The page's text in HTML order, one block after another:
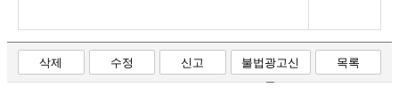
삭제 수정 신고
불법광고신
고
목록